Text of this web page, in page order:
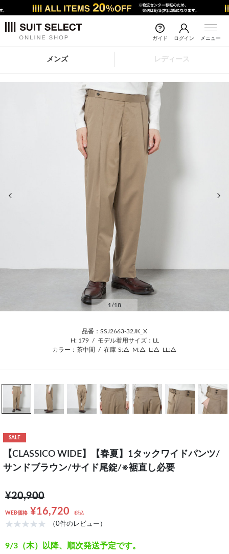
ガイド ログイン メニュー
メンズ レディース
1 /18
品番：SSJ2663-32JK_X
H: 179
/
モデル着用サイズ：LL
カラー：茶中間
/ 在庫 S:△ M:△ L:△ LL:△
SALE
【CLASSICO WIDE】【春夏】1タックワイドパンツ/
サンドブラウン/サイド尾錠/※裾直し必要
¥20,900
WEB価格 ¥16,720 税込
（0件のレビュー）
9/3（木）以降、順次発送予定です。